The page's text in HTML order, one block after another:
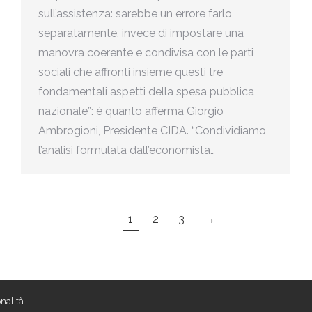
sull’assistenza: sarebbe un errore farlo
separatamente, invece di impostare una
manovra coerente e condivisa con le parti
sociali che affronti insieme questi tre
fondamentali aspetti della spesa pubblica
nazionale”: è quanto afferma Giorgio
Ambrogioni, Presidente CIDA. “Condividiamo
l’analisi formulata dall’economista…
1 2 3 →